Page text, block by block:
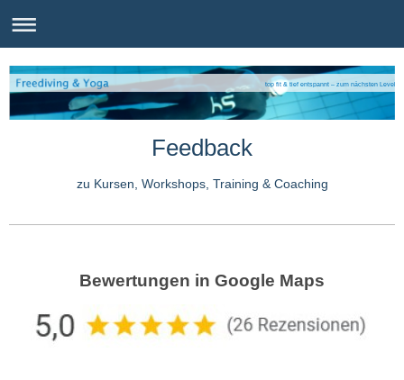
top fit & tief entspannt – zum nächsten Level
Feedback
zu Kursen, Workshops, Training & Coaching
Bewertungen in Google Maps